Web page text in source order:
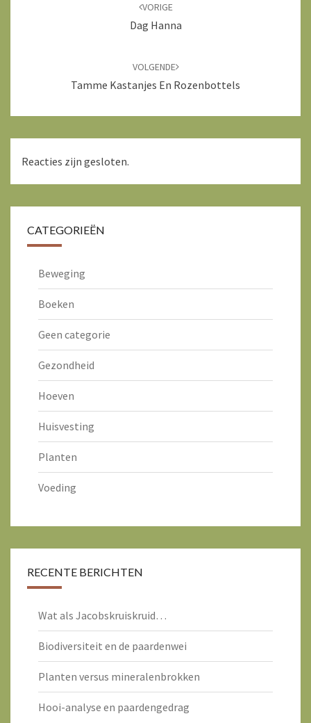
VORIGE
Dag Hanna
VOLGENDE
Tamme Kastanjes En Rozenbottels
Reacties zijn gesloten.
CATEGORIEËN
Beweging
Boeken
Geen categorie
Gezondheid
Hoeven
Huisvesting
Planten
Voeding
RECENTE BERICHTEN
Wat als Jacobskruiskruid…
Biodiversiteit en de paardenwei
Planten versus mineralenbrokken
Hooi-analyse en paardengedrag